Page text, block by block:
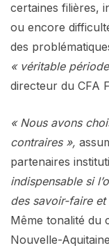
certaines filières,
ou encore
des
« véritable
directeur du CFA
« Nous avons
contraires »,
partenaires
indispensable si
des savoir-faire et
Même tonalité du
Nouvelle-